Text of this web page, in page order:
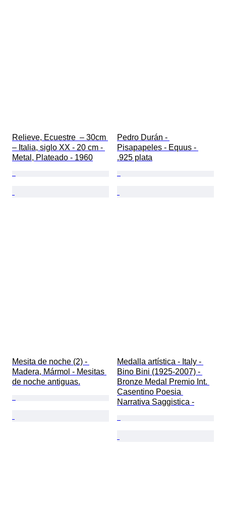
Relieve, Ecuestre  – 30cm
– Italia, siglo XX - 20 cm -
Metal, Plateado - 1960
Pedro Durán -
Pisapapeles - Equus -
.925 plata
Mesita de noche (2) -
Madera, Mármol - Mesitas
de noche antiguas.
Medalla artística - Italy -
Bino Bini (1925-2007) -
Bronze Medal Premio Int.
Casentino Poesia
Narrativa Saggistica -